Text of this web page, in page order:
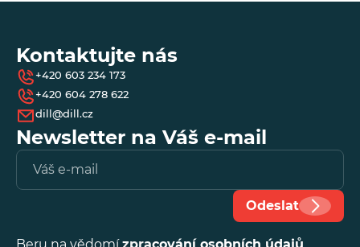
Kontaktujte nás
+420 603 234 173
+420 604 278 622
dill@dill.cz
Newsletter na Váš e-mail
Odeslat